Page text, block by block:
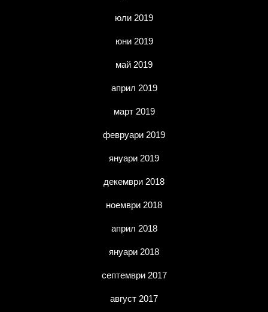
юли 2019
юни 2019
май 2019
април 2019
март 2019
февруари 2019
януари 2019
декември 2018
ноември 2018
април 2018
януари 2018
септември 2017
август 2017